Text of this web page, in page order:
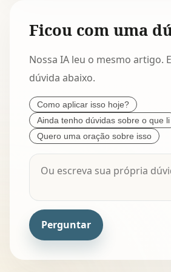
Ficou com uma
Nossa IA leu o mesmo artigo.
dúvida abaixo.
Como aplicar isso hoje?
Ainda tenho dúvidas sobre o que li
Quero uma oração sobre isso
Perguntar